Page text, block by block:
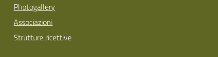
Photogallery
Associazioni
Strutture ricettive